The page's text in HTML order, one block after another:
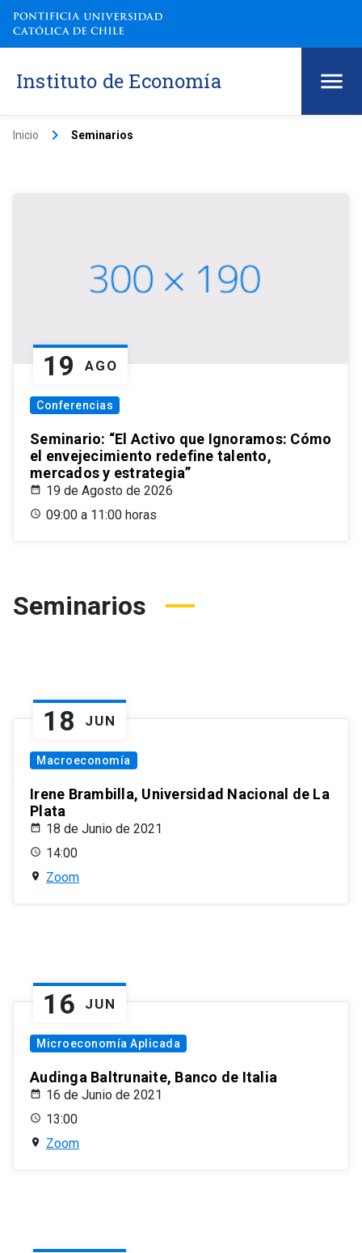
Instituto de Economía
Inicio keyboard_arrow_right Seminarios
19 AGO
Conferencias
Seminario: “El Activo que Ignoramos: Cómo
el envejecimiento redefine talento,
mercados y estrategia”
19 de Agosto de 2026
09:00 a 11:00 horas
Seminarios
18 JUN
Macroeconomía
Irene Brambilla, Universidad Nacional de La
Plata
18 de Junio de 2021
14:00
Zoom
16 JUN
Microeconomía Aplicada
Audinga Baltrunaite, Banco de Italia
16 de Junio de 2021
13:00
Zoom